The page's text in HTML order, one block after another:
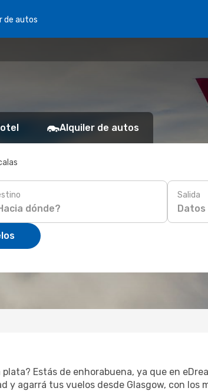
de autos
Alquiler de autos
Salida
Datos
Estás de enhorabuena, ya que en
y agarrá tus vuelos desde Glasgow, con los